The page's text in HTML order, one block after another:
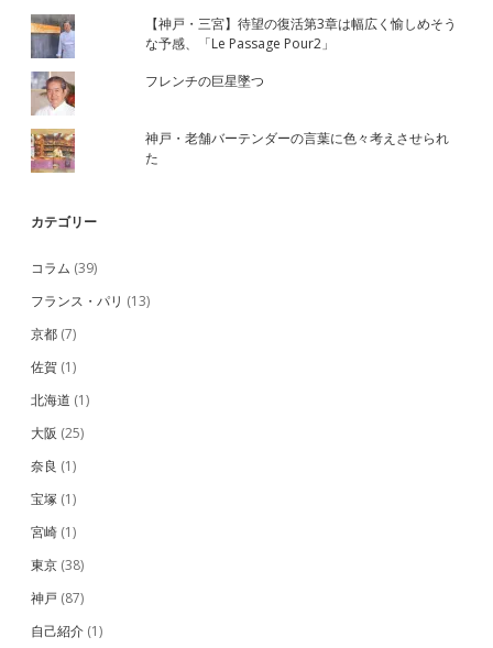
【神戸・三宮】待望の復活第3章は幅広く愉しめそう
な予感、「Le Passage Pour2」
フレンチの巨星墜つ
神戸・老舗バーテンダーの言葉に色々考えさせられ
た
カテゴリー
コラム (39)
フランス・パリ (13)
京都 (7)
佐賀 (1)
北海道 (1)
大阪 (25)
奈良 (1)
宝塚 (1)
宮崎 (1)
東京 (38)
神戸 (87)
自己紹介 (1)